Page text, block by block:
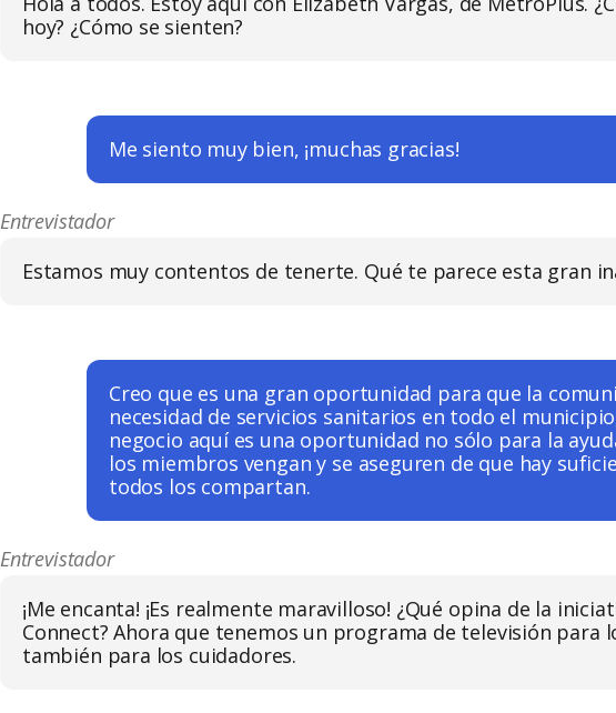
hoy? ¿Cómo se sienten?
Me siento muy bien, ¡muchas gracias!
Estamos muy contentos de tenerte. Qué te parece esta gran
Entrevistador
Creo que es una gran oportunidad para que la
necesidad de servicios sanitarios en todo el
negocio aquí es una oportunidad no sólo para la
los miembros vengan y se aseguren de que hay
todos los compartan.
¡Me encanta! ¡Es realmente maravilloso! ¿Qué opina de la
Connect? Ahora que tenemos un programa de televisión para
también para los cuidadores.
Entrevistador